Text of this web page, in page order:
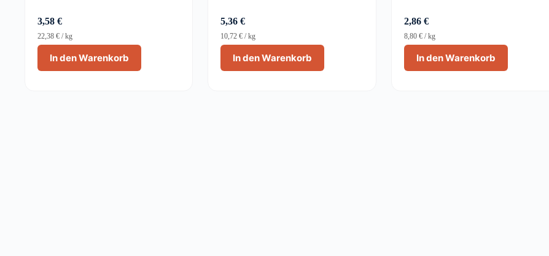
3,58 €
In den Warenkorb
22,38 € /kg
5,36€
In den Warenkorb
10,72€ /kg
2,86 €
In den Warenkorb
8,80 €/kg